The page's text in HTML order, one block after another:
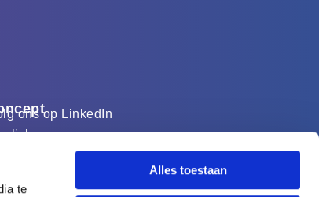
te
Alles toestaan
ons op LinkedIn